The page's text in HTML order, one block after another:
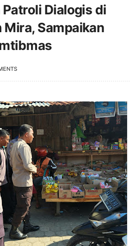
Dialogis di
Mira, Sampaikan